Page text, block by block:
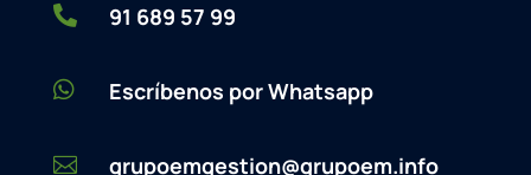
 91 689 57 99
 Escríbenos por Whatsapp
 grupoemgestion@grupoem.info